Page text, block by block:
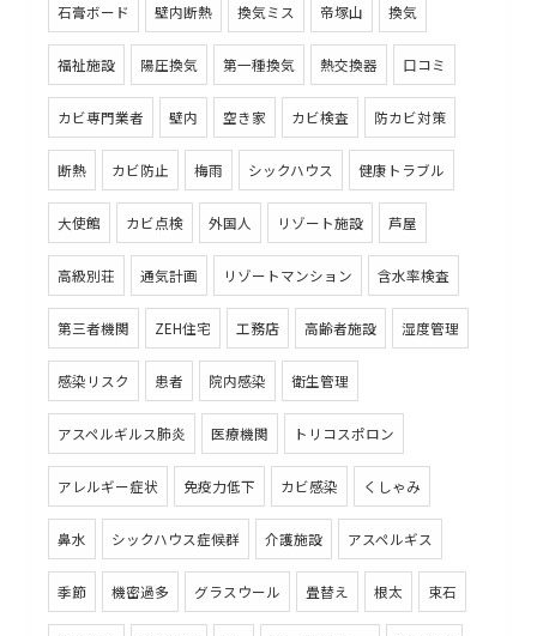
石膏ボード 壁内断熱 換気ミス 帝塚山 換気
福祉施設 陽圧換気 第一種換気 熱交換器 口コミ
カビ専門業者 壁内 空き家 カビ検査 防カビ対策
断熱 カビ防止 梅雨 シックハウス 健康トラブル
大使館 カビ点検 外国人 リゾート施設 芦屋
高級別荘 通気計画 リゾートマンション 含水率検査
第三者機関 ZEH住宅 工務店 高齢者施設 湿度管理
感染リスク 患者 院内感染 衛生管理
アスペルギルス肺炎 医療機関 トリコスポロン
アレルギー症状 免疫力低下 カビ感染 くしゃみ
鼻水 シックハウス症候群 介護施設 アスペルギス
季節 機密過多 グラスウール 畳替え 根太 束石